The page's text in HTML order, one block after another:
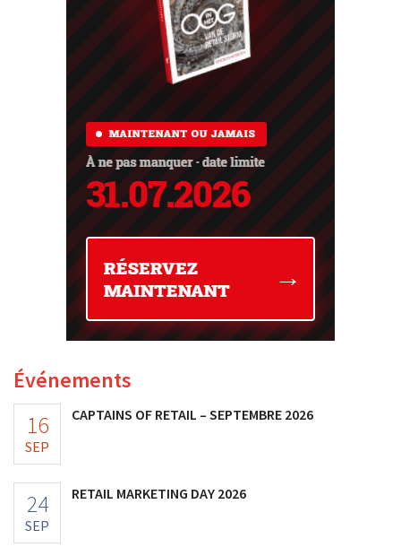
Événements
16
SEP
CAPTAINS OF RETAIL – SEPTEMBRE 2026
24
SEP
RETAIL MARKETING DAY 2026